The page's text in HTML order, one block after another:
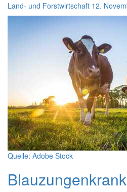
Land- und Forstwirtschaft 12.
Quelle: Adobe Stock